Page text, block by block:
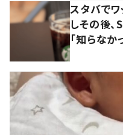
スタバで
しその後
「知らなか